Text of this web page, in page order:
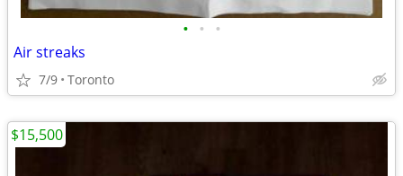
• • •
Air streaks
7/9 Toronto
$15,500